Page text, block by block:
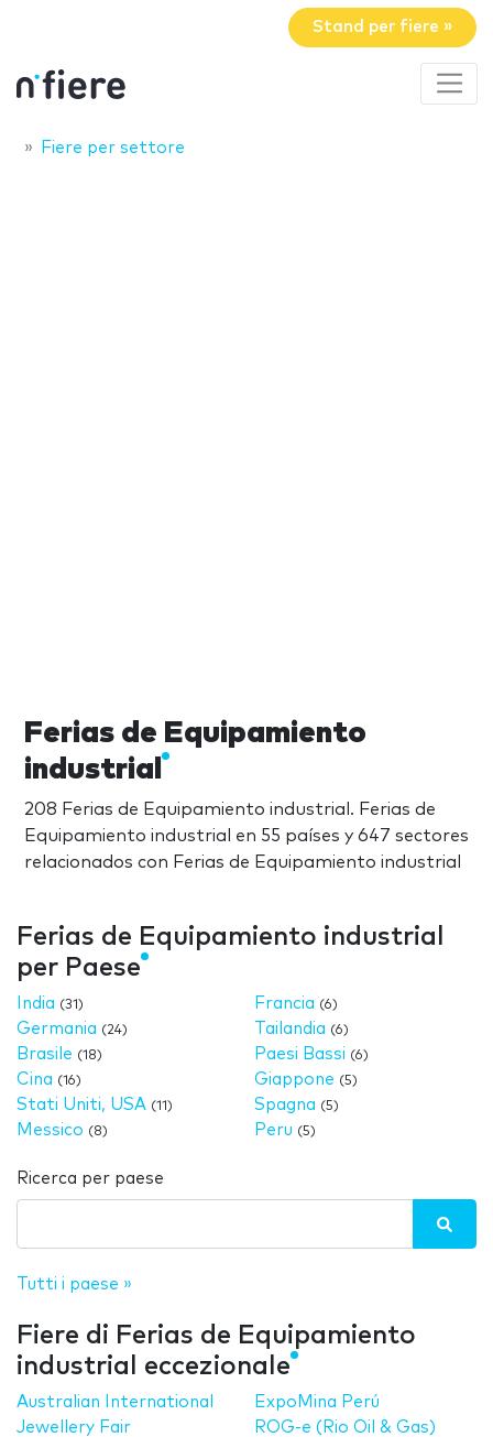
Stand per fiere »
Fiere per settore
Ferias de Equipamiento
industrial
208 Ferias de Equipamiento industrial. Ferias de
Equipamiento industrial en 55 países y 647 sectores
relacionados con Ferias de Equipamiento industrial
Ferias de Equipamiento industrial
per Paese
India (31)
Germania (24)
Brasile (18)
Cina (16)
Stati Uniti, USA (11)
Messico (8)
Francia (6)
Tailandia (6)
Paesi Bassi (6)
Giappone (5)
Spagna (5)
Peru (5)
Ricerca per paese
Tutti i paese »
Fiere di Ferias de Equipamiento
industrial eccezionale
Australian International
Jewellery Fair
ExpoMina Perú
ROG-e (Rio Oil & Gas)